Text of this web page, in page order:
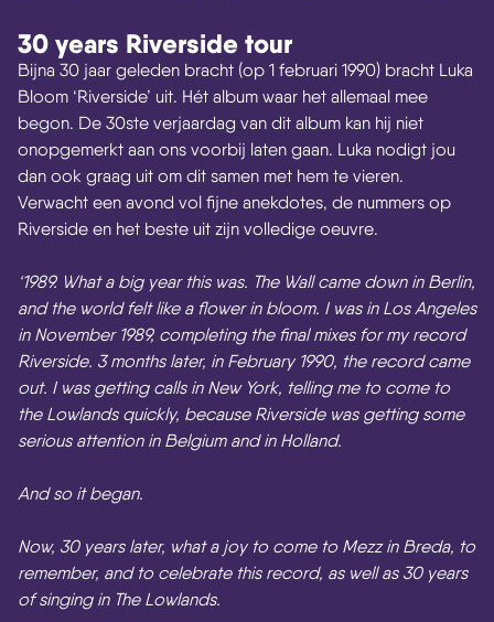
30 years Riverside tour
Bijna 30 jaar geleden bracht (op 1 februari 1990) bracht Luka
Bloom ‘Riverside’ uit. Hét album waar het allemaal mee
begon. De 30ste verjaardag van dit album kan hij niet
onopgemerkt aan ons voorbij laten gaan. Luka nodigt jou
dan ook graag uit om dit samen met hem te vieren.
Verwacht een avond vol fijne anekdotes, de nummers op
Riverside en het beste uit zijn volledige oeuvre.
‘1989. What a big year this was. The Wall came down in Berlin,
and the world felt like a flower in bloom. I was in Los Angeles
in November 1989, completing the final mixes for my record
Riverside. 3 months later, in February 1990, the record came
out. I was getting calls in New York, telling me to come to
the Lowlands quickly, because Riverside was getting some
serious attention in Belgium and in Holland.
And so it began.
Now, 30 years later, what a joy to come to Mezz in Breda, to
remember, and to celebrate this record, as well as 30 years
of singing in The Lowlands.